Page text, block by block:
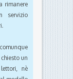
modello
per te
valore,
crescere
e qualità